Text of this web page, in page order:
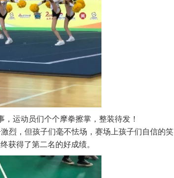
运动员们个个摩拳擦掌，整装待发！
烈，但孩子们毫不怯场，赛场上孩子们自信的笑
获得了第二名的好成绩。